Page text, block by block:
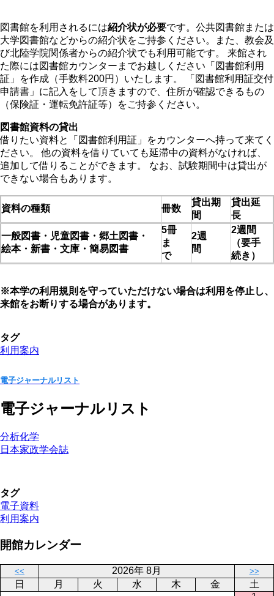
図書館を利用されるには紹介状が必要です。公共図書館または
大学図書館などからの紹介状をご持参ください。また、教会及
び北陸学院関係者からの紹介状でも利用可能です。 来館され
た際には図書館カウンターまでお越しください「図書館利用
証」を作成（手数料200円）いたします。 「図書館利用証交付
申請書」に記入をして頂きますので、住所が確認できるもの
（保険証・運転免許証等）をご持参ください。
図書館資料の貸出
借りたい資料と「図書館利用証」をカウンターへ持って来てく
ださい。 他の資料を借りていても延滞中の資料がなければ、
追加して借りることができます。 なお、試験期間中は貸出が
できない場合もあります。
資料の種類 冊数
貸出期
間
貸出延
長
一般図書・児童図書・郷土図書・
絵本・新書・文庫・簡易図書
5冊
ま
で
2週
間
2週間
（要手
続き）
※本学の利用規則を守っていただけない場合は利用を停止し、
来館をお断りする場合があります。
タグ
利用案内
電子ジャーナルリスト
電子ジャーナルリスト
分析化学
日本家政学会誌
タグ
電子資料
利用案内
開館カレンダー
<< 2026年 8月 >>
日 月 火 水 木 金
土